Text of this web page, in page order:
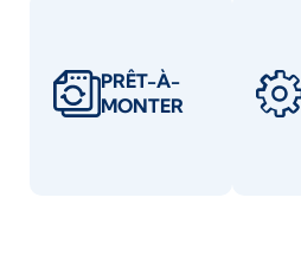
PRÊT-À-
MONTER